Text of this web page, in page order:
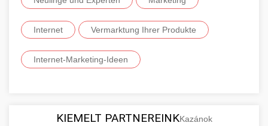
Internet Vermarktung Ihrer Produkte
Internet-Marketing-Ideen
KIEMELT PARTNEREINKKazánok